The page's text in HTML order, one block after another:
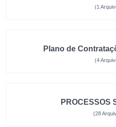
(1
Plano de
(4
PROCESSOS
(28